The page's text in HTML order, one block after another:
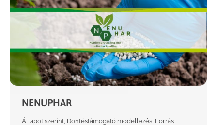
NENUPHAR
Állapot szerint, Döntéstámogató modellezés, Forrás